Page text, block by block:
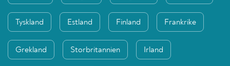
Tyskland Estland Finland Frankrike
Grekland Storbritannien Irland